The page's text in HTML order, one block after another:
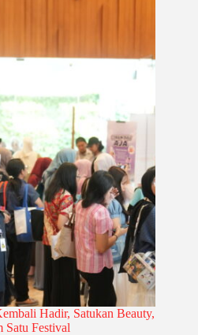
Hadir, Satukan Beauty,
Satu Festival